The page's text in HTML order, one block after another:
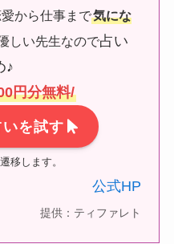
から仕事まで気にな
しい先生なので占い
♪
円分無料/
を試す
移します。
公式HP
提供：ティファレト